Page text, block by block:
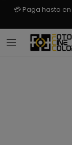
💳 Paga hasta en